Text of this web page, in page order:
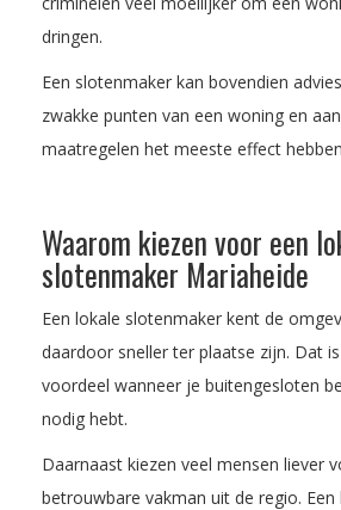
dringen.
Een slotenmaker kan bovendien
zwakke punten van een woning en
maatregelen het meeste effect
Waarom kiezen voor een
slotenmaker Mariaheide
Een lokale slotenmaker kent de
daardoor sneller ter plaatse zijn. Dat
voordeel wanneer je buitengesloten
nodig hebt.
Daarnaast kiezen veel mensen liever
betrouwbare vakman uit de regio.